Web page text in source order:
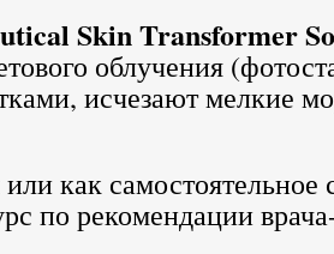
Skin Transformer
облучения
исчезают мелкие
как самостоятельное
по рекомендации